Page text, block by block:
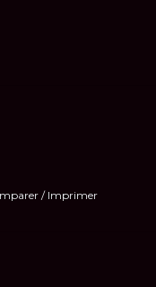
/ Imprimer